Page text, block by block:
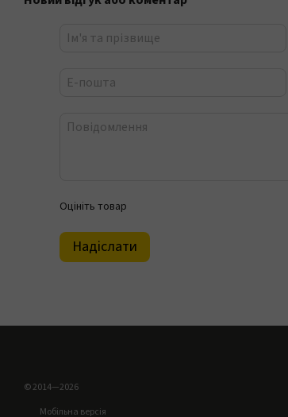
Оцініть товар
Надіслати
© 2014—2026
Мобільна версія